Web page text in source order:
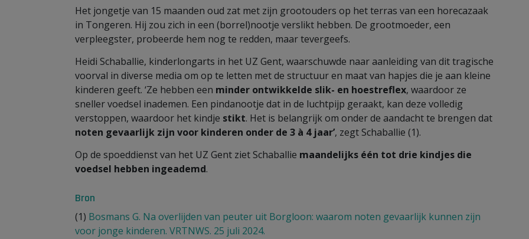
Het jongetje van 15 maanden oud zat met zijn grootouders op het terras van een horecazaak
in Tongeren. Hij zou zich in een (borrel)nootje verslikt hebben. De grootmoeder, een
verpleegster, probeerde hem nog te redden, maar tevergeefs.
Heidi Schaballie, kinderlongarts in het UZ Gent, waarschuwde naar aanleiding van dit tragische
voorval in diverse media om op te letten met de structuur en maat van hapjes die je aan kleine
kinderen geeft. ‘Ze hebben een minder ontwikkelde slik- en hoestreflex, waardoor ze
sneller voedsel inademen. Een pindanootje dat in de luchtpijp geraakt, kan deze volledig
verstoppen, waardoor het kindje stikt. Het is belangrijk om onder de aandacht te brengen dat
noten gevaarlijk zijn voor kinderen onder de 3 à 4 jaar’, zegt Schaballie (1).
Op de spoeddienst van het UZ Gent ziet Schaballie maandelijks één tot drie kindjes die
voedsel hebben ingeademd.
Bron
(1) Bosmans G. Na overlijden van peuter uit Borgloon: waarom noten gevaarlijk kunnen zijn
voor jonge kinderen. VRTNWS. 25 juli 2024.